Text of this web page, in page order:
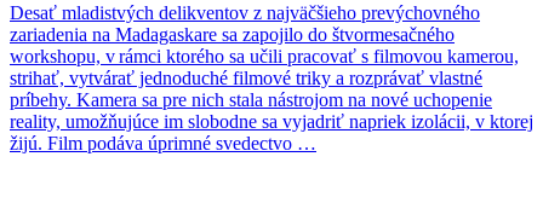
Desať mladistvých delikventov z najväčšieho prevýchovného
zariadenia na Madagaskare sa zapojilo do štvormesačného
workshopu, v rámci ktorého sa učili pracovať s filmovou kamerou,
strihať, vytvárať jednoduché filmové triky a rozprávať vlastné
príbehy. Kamera sa pre nich stala nástrojom na nové uchopenie
reality, umožňujúce im slobodne sa vyjadriť napriek izolácii, v ktorej
žijú. Film podáva úprimné svedectvo …